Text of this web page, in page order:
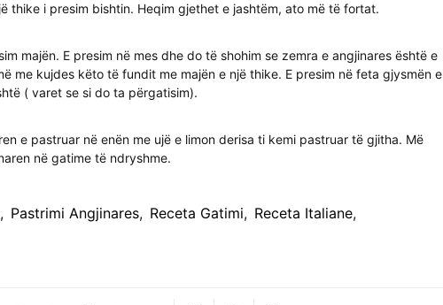
thike i presim bishtin. Heqim gjethet e jashtëm, ato më të fortat.
majën. E presim në mes dhe do të shohim se zemra e angjinares është e
me kujdes këto të fundit me majën e një thike. E presim në feta gjysmën e
( varet se si do ta përgatisim).
e pastruar në enën me ujë e limon derisa ti kemi pastruar të gjitha. Më
në gatime të ndryshme.
, Pastrimi Angjinares, Receta Gatimi, Receta Italiane,